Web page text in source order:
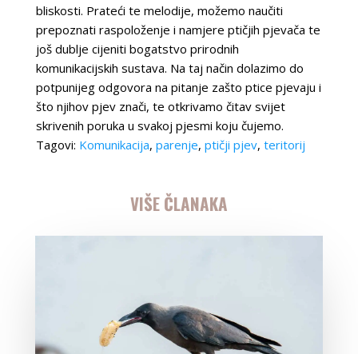
bliskosti. Prateći te melodije, možemo naučiti
prepoznati raspoloženje i namjere ptičjih pjevača te
još dublje cijeniti bogatstvo prirodnih
komunikacijskih sustava. Na taj način dolazimo do
potpunijeg odgovora na pitanje zašto ptice pjevaju i
što njihov pjev znači, te otkrivamo čitav svijet
skrivenih poruka u svakoj pjesmi koju čujemo.
Tagovi: Komunikacija, parenje, ptičji pjev, teritorij
VIŠE ČLANAKA